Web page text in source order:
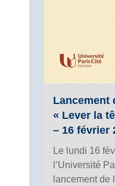
Lancement
« Lever la
– 16 février
Le lundi 16
l’Université
lancement de